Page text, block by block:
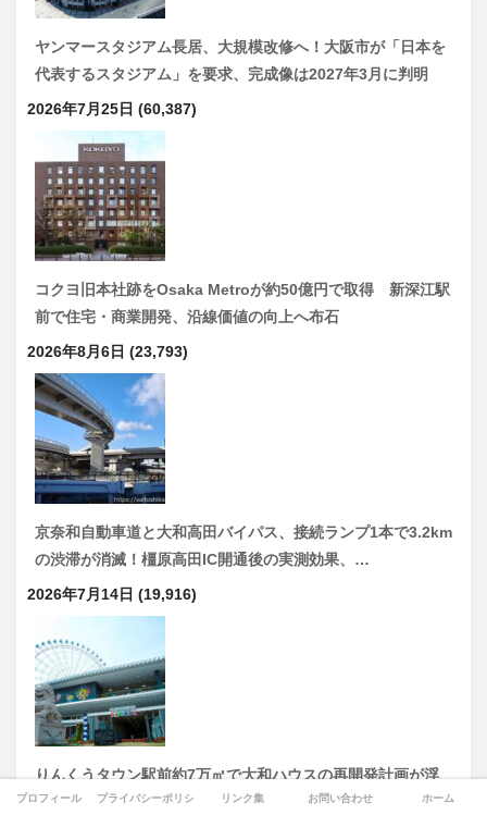
ヤンマースタジアム長居、大規模改修へ！大阪市が「日本を
代表するスタジアム」を要求、完成像は2027年3月に判明
2026年7月25日 (60,387)
コクヨ旧本社跡をOsaka Metroが約50億円で取得 新深江駅
前で住宅・商業開発、沿線価値の向上へ布石
2026年8月6日 (23,793)
京奈和自動車道と大和高田バイパス、接続ランプ1本で3.2km
の渋滞が消滅！橿原高田IC開通後の実測効果、…
2026年7月14日 (19,916)
りんくうタウン駅前約7万㎡で大和ハウスの再開発計画が浮
上…
プロフィール プライバシーポリシー リンク集 お問い合わせ ホーム